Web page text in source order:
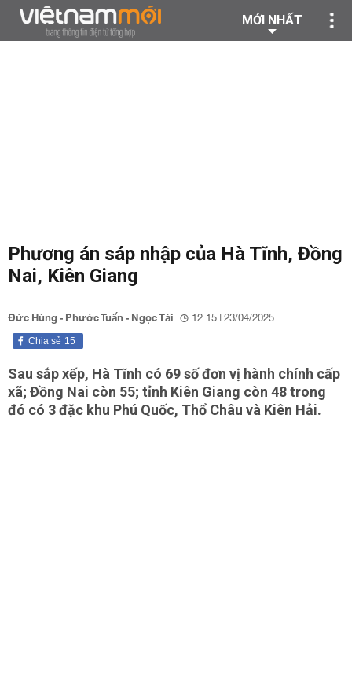
MỚI NHẤT
Phương án sáp nhập của Hà Tĩnh, Đồng
Nai, Kiên Giang
Đức Hùng - Phước Tuấn - Ngọc Tài 12:15 | 23/04/2025
15
Chia sẻ
Sau sắp xếp, Hà Tĩnh có 69 số đơn vị hành chính cấp
xã; Đồng Nai còn 55; tỉnh Kiên Giang còn 48 trong
đó có 3 đặc khu Phú Quốc, Thổ Châu và Kiên Hải.